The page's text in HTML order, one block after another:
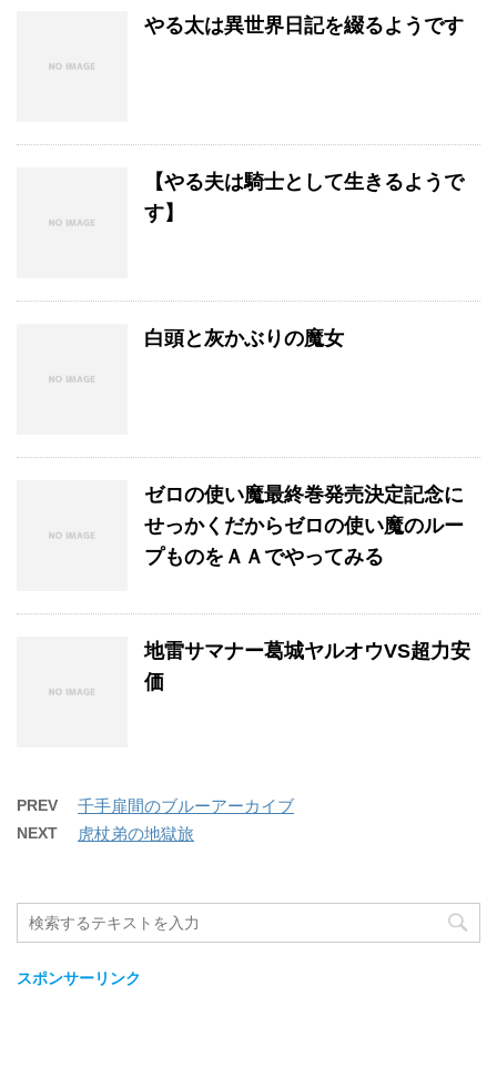
やる太は異世界日記を綴るようです
【やる夫は騎士として生きるようで
す】
白頭と灰かぶりの魔女
ゼロの使い魔最終巻発売決定記念に
せっかくだからゼロの使い魔のルー
プものをＡＡでやってみる
地雷サマナー葛城ヤルオウVS超力安
価
PREV 千手扉間のブルーアーカイブ
NEXT 虎杖弟の地獄旅
スポンサーリンク